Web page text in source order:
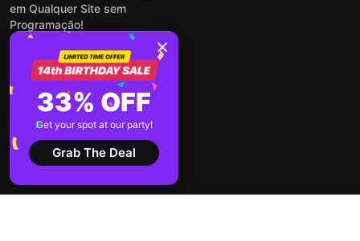
em Qualquer Site sem
Programação!
Como Incorporar Formulários
em Qualquer Site Online e
Gratuitamente
Como Criar Formulário para
WordPress: Simples e Rápido
Ver todas publicações
33% OFF
Get your spot at our party!
Grab The Deal